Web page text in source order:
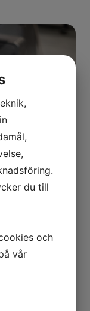
leveranstid
alternativt
även ta
du till
och
vår